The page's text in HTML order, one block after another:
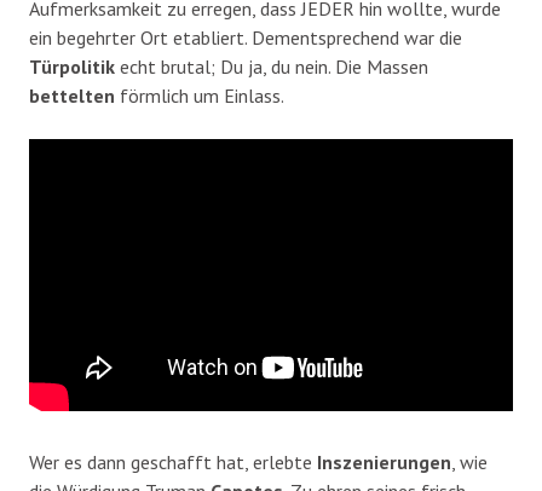
Aufmerksamkeit zu erregen, dass JEDER hin wollte, wurde
ein begehrter Ort etabliert. Dementsprechend war die
Türpolitik echt brutal; Du ja, du nein. Die Massen
bettelten förmlich um Einlass.
Wer es dann geschafft hat, erlebte Inszenierungen, wie